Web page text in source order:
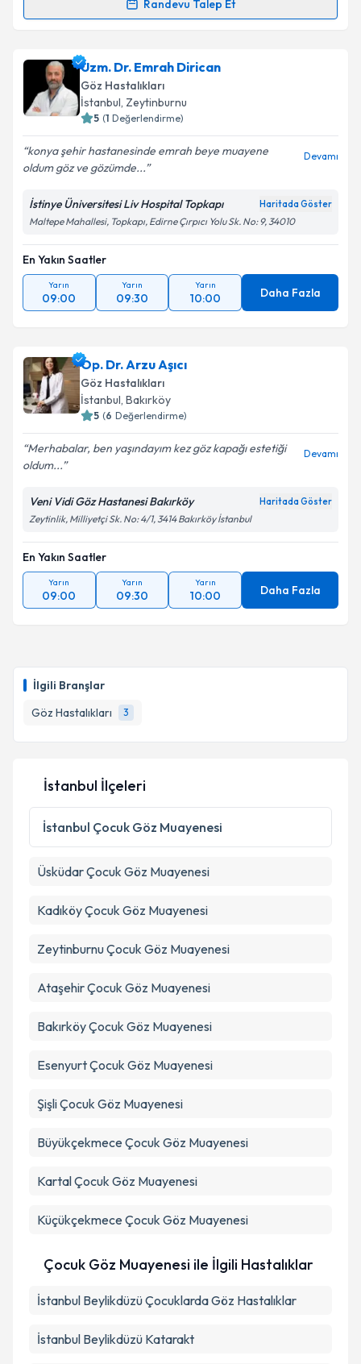
İlgili Branşlar
Göz Hastalıkları
3
Randevu Talep Et
için bir takvim hazırlandığında e-posta ile
bilgilendireceğiz.
E-posta Adresiniz
Metni'ni okudum ve kişisel verilerimin belirtilen
kapsamda işlenmesini kabul ediyorum.
Takvim Talebini Gönder
Uzm. Dr. Emrah Dirican
Göz Hastalıkları
İstanbul, Zeytinburnu
5 (1 Değerlendirme)
konya şehir hastanesinde emrah beye muayene
oldum göz ve gözümde...
Devamı
İstinye Üniversitesi Liv Hospital Topkapı Haritada Göster
Maltepe Mahallesi, Topkapı, Edirne Çırpıcı Yolu Sk. No: 9, 34010
En Yakın Saatler
Yarın
09:00
Yarın
09:30
Yarın
10:00 Daha Fazla
Op. Dr. Arzu Aşıcı
Göz Hastalıkları
İstanbul, Bakırköy
5 (6 Değerlendirme)
Merhabalar, ben yaşındayım kez göz kapağı estetiği
oldum...
Devamı
Veni Vidi Göz Hastanesi Bakırköy Haritada Göster
Zeytinlik, Milliyetçi Sk. No: 4/1, 3414 Bakırköy İstanbul
En Yakın Saatler
Yarın
09:00
Yarın
09:30
Yarın
10:00 Daha Fazla
İstanbul İlçeleri
İstanbul Çocuk Göz Muayenesi
ÜsküdarÇocuk Göz Muayenesi
KadıköyÇocuk Göz Muayenesi
ZeytinburnuÇocuk Göz Muayenesi
AtaşehirÇocuk Göz Muayenesi
BakırköyÇocuk Göz Muayenesi
EsenyurtÇocuk Göz Muayenesi
ŞişliÇocuk Göz Muayenesi
Büyükçekmece Çocuk Göz Muayenesi
KartalÇocuk Göz Muayenesi
Küçükçekmece Çocuk Göz Muayenesi
Çocuk Göz Muayenesi ile İlgili Hastalıklar
İstanbul Beylikdüzü Çocuklarda Göz Hastalıklar
İstanbul Beylikdüzü Katarakt